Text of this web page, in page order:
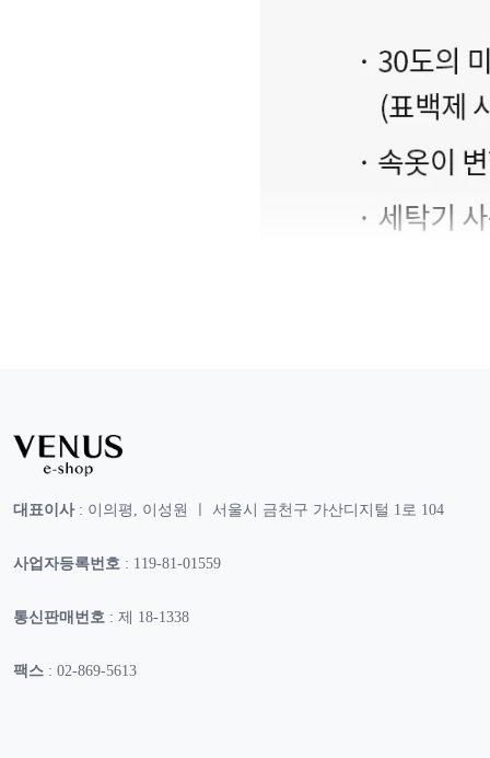
대표이사: 이의평, 이성원 ㅣ 서울시 금천구 가산디지털 1로 104
사업자등록번호 : 119-81-01559
통신판매번호 : 제 18-1338
팩스 : 02-869-5613